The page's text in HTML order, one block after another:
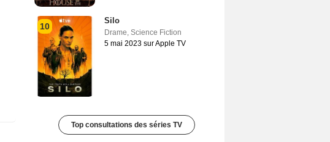
10
Silo
Drame, Science Fiction
5 mai 2023 sur Apple TV
Top consultations des séries TV